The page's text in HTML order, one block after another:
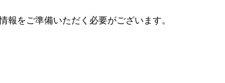
をご準備いただく必要がございます。